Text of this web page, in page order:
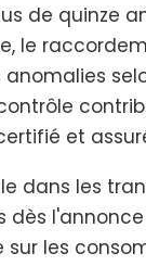
de quinze
le
et
dans les
sur les